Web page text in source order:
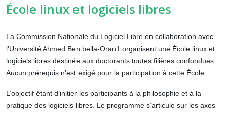
École linux et logiciels libres
La Commission Nationale du Logiciel Libre en collaboration avec
l’Université Ahmed Ben bella-Oran1 organisent une École linux et
logiciels libres destinée aux doctorants toutes filières confondues.
Aucun prérequis n’est exigé pour la participation à cette École.
L’objectif étant d’initier les participants à la philosophie et à la
pratique des logiciels libres. Le programme s’articule sur les axes